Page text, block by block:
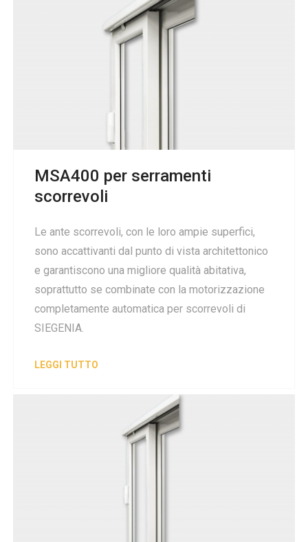
MSA400 per serramenti
scorrevoli
Le ante scorrevoli, con le loro ampie superfici,
sono accattivanti dal punto di vista architettonico
e garantiscono una migliore qualità abitativa,
soprattutto se combinate con la motorizzazione
completamente automatica per scorrevoli di
SIEGENIA.
LEGGI TUTTO